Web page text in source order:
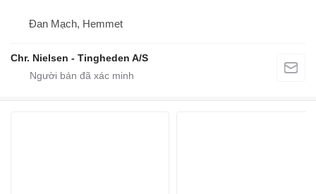
Đan Mạch, Hemmet
Chr. Nielsen - Tingheden A/S